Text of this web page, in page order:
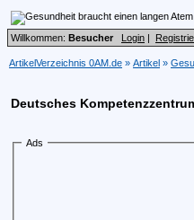
Willkommen: Besucher Login |
ArtikelVerzeichnis 0AM.de » Artikel »
Deutsches
Ads